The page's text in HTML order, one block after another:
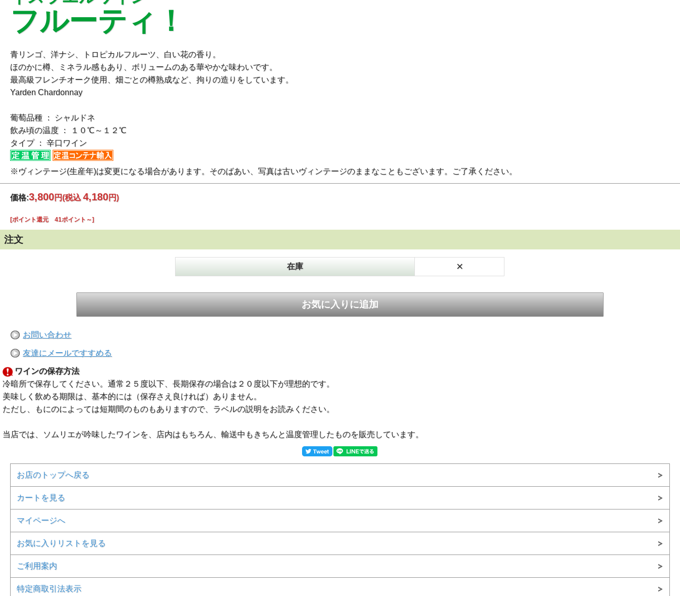
フルーティ！
青リンゴ、洋ナシ、トロピカルフルーツ、白い花の香り。
ほのかに樽、ミネラル感もあり、ボリュームのある華やかな味わいです。
最高級フレンチオーク使用、畑ごとの樽熟成など、拘りの造りをしています。
Yarden Chardonnay
葡萄品種 ： シャルドネ
飲み頃の温度 ： １０℃～１２℃
タイプ ： 辛口ワイン
※ヴィンテージ(生産年)は変更になる場合があります。そのばあい、写真は古いヴィンテージのままなこともございます。ご了承ください。
価格:3,800円(税込4,180円)
[ポイント還元 41ポイント～]
注文
在庫 ×
お問い合わせ
友達にメールですすめる
ワインの保存方法
冷暗所で保存してください。通常２５度以下、長期保存の場合は２０度以下が理想的です。
美味しく飲める期限は、基本的には（保存さえ良ければ）ありません。
ただし、もにのによっては短期間のものもありますので、ラベルの説明をお読みください。
当店では、ソムリエが吟味したワインを、店内はもちろん、輸送中もきちんと温度管理したものを販売しています。
お店のトップへ戻る
カートを見る
マイページへ
お気に入りリストを見る
ご利用案内
特定商取引法表示